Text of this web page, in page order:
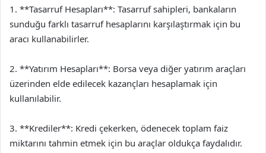
1. **Tasarruf Hesapları**: Tasarruf sahipleri, bankaların
sunduğu farklı tasarruf hesaplarını karşılaştırmak için bu
aracı kullanabilirler.
2. **Yatırım Hesapları**: Borsa veya diğer yatırım araçları
üzerinden elde edilecek kazançları hesaplamak için
kullanılabilir.
3. **Krediler**: Kredi çekerken, ödenecek toplam faiz
miktarını tahmin etmek için bu araçlar oldukça faydalıdır.